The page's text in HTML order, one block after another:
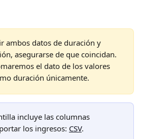
ambos datos de duración y
asegurarse de que coincidan.
el dato de los valores
duración únicamente.
incluye las columnas
los ingresos: CSV.